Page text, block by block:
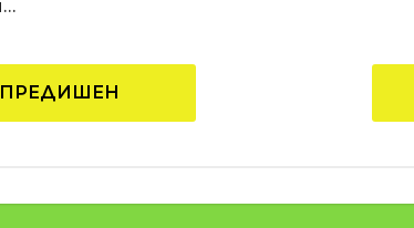
ПРЕДИШЕН